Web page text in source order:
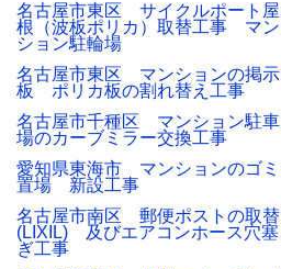
名古屋市東区 サイクルポート屋
根（波板ポリカ）取替工事 マン
ション駐輪場
名古屋市東区 マンションの掲示
板 ポリカ板の割れ替え工事
名古屋市千種区 マンション駐車
場のカーブミラー交換工事
愛知県東海市 マンションのゴミ
置場 新設工事
名古屋市南区 郵便ポストの取替
(LIXIL) 及びエアコンホース穴塞
ぎ工事